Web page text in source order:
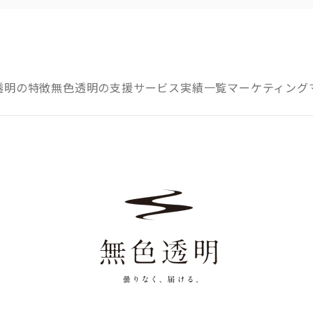
明の特徴無色透明の支援サービス実績一覧マーケティング